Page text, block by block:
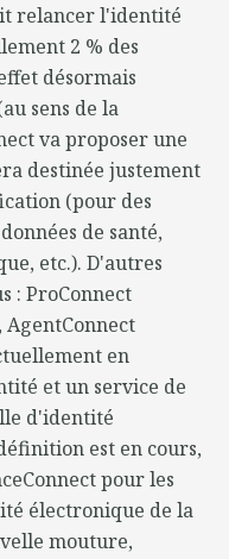
relancer l'identité
2 % des
désormais
sens de la
va proposer une
destinée justement
(pour des
de santé,
etc.). D'autres
: ProConnect
en
et un service de
d'identité
est en cours,
pour les
électronique de la
mouture,